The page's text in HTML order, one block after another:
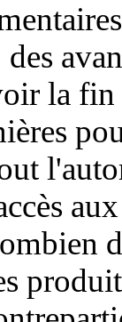
la fin